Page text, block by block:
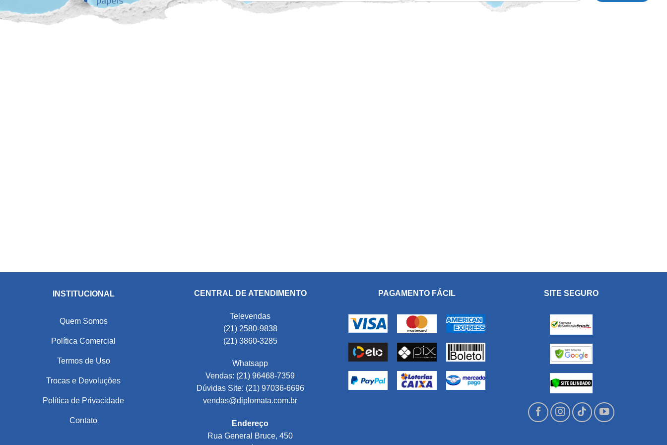
INSTITUCIONAL
Quem Somos
Política Comercial
Termos de Uso
Trocas e Devoluções
Política de Privacidade
Contato
CENTRAL DE ATENDIMENTO
Televendas
(21) 2580-9838
(21) 3860-3285
Whatsapp
Vendas: (21) 96468-7359
Dúvidas Site: (21) 97036-6696
vendas@diplomata.com.br
Endereço
Rua General Bruce, 450
PAGAMENTO FÁCIL SITE SEGURO